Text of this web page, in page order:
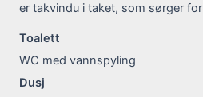
er takvindu i taket, som sørger
Toalett
WC med vannspyling
Dusj